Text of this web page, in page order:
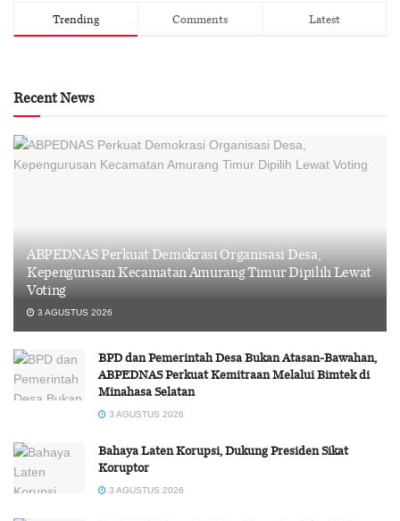
Trending Comments Latest
Recent News
ABPEDNAS Perkuat Demokrasi Organisasi Desa,
Kepengurusan Kecamatan Amurang Timur Dipilih Lewat
Voting
3 AGUSTUS 2026
BPD dan Pemerintah Desa Bukan Atasan-Bawahan,
ABPEDNAS Perkuat Kemitraan Melalui Bimtek di
Minahasa Selatan
3 AGUSTUS 2026
Bahaya Laten Korupsi, Dukung Presiden Sikat
Koruptor
3 AGUSTUS 2026